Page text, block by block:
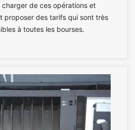
de ces opérations et
proposer des tarifs qui sont très
à toutes les bourses.